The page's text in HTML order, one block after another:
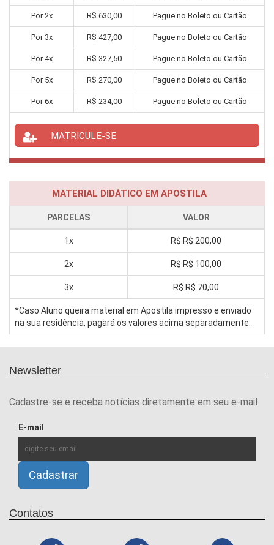
Por2x R$ 630,00 Pague no Boleto ou Cartão
Por 3x R$ 427,00 Pague no Boleto ou Cartão
Por4x R$ 327,50 Pague no Boleto ou Cartão
Por 5x R$ 270,00 Pague no Boleto ou Cartão
Por6x R$ 234,00 Pague no Boleto ou Cartão
MATRICULE-SE
MATERIAL DIDÁTICO EM APOSTILA
PARCELAS VALOR
1x R$ R$ 200,00
2x R$ R$ 100,00
3x R$ R$ 70,00
*Caso Aluno queira material em Apostila impresso e enviado
na sua residência, pagará os valores acima separadamente.
Newsletter
Cadastre-se e receba notícias diretamente em seu e-mail
E-mail
Contatos